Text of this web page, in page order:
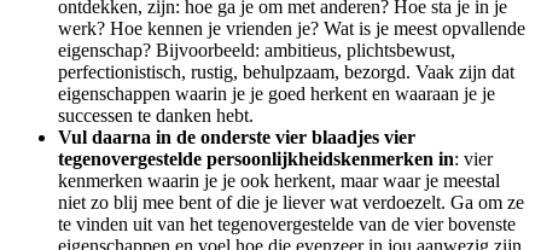
ontdekken, zijn: hoe ga je om met anderen? Hoe sta je in je
werk? Hoe kennen je vrienden je? Wat is je meest opvallende
eigenschap? Bijvoorbeeld: ambitieus, plichtsbewust,
perfectionistisch, rustig, behulpzaam, bezorgd. Vaak zijn dat
eigenschappen waarin je je goed herkent en waaraan je je
successen te danken hebt.
Vul daarna in de onderste vier blaadjes vier
tegenovergestelde persoonlijkheidskenmerken in: vier
kenmerken waarin je je ook herkent, maar waar je meestal
niet zo blij mee bent of die je liever wat verdoezelt. Ga om ze
te vinden uit van het tegenovergestelde van de vier bovenste
eigenschappen en voel hoe die evenzeer in jou aanwezig zijn,